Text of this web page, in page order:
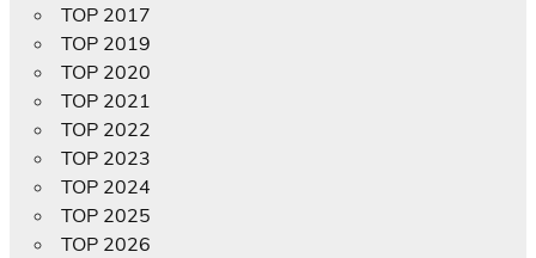
TOP 2017
TOP 2019
TOP 2020
TOP 2021
TOP 2022
TOP 2023
TOP 2024
TOP 2025
TOP 2026